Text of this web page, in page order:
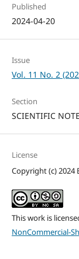
Published
2024-04-20
Issue
Vol. 11 No. 2
Section
SCIENTIFIC NOTE
License
Copyright (c) 2024
This work is
NonCommercial-